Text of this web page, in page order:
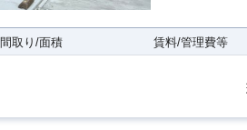
間取り/面積 賃料/管理費等